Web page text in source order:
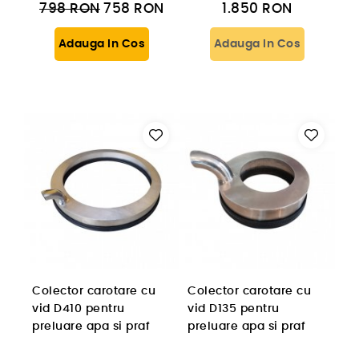
798RON 758 RON
Adauga In Cos
1.850 RON
Adauga In Cos
Colector carotare cu
vid D410 pentru
preluare apa si praf
Colector carotare cu
vid D135 pentru
preluare apa si praf